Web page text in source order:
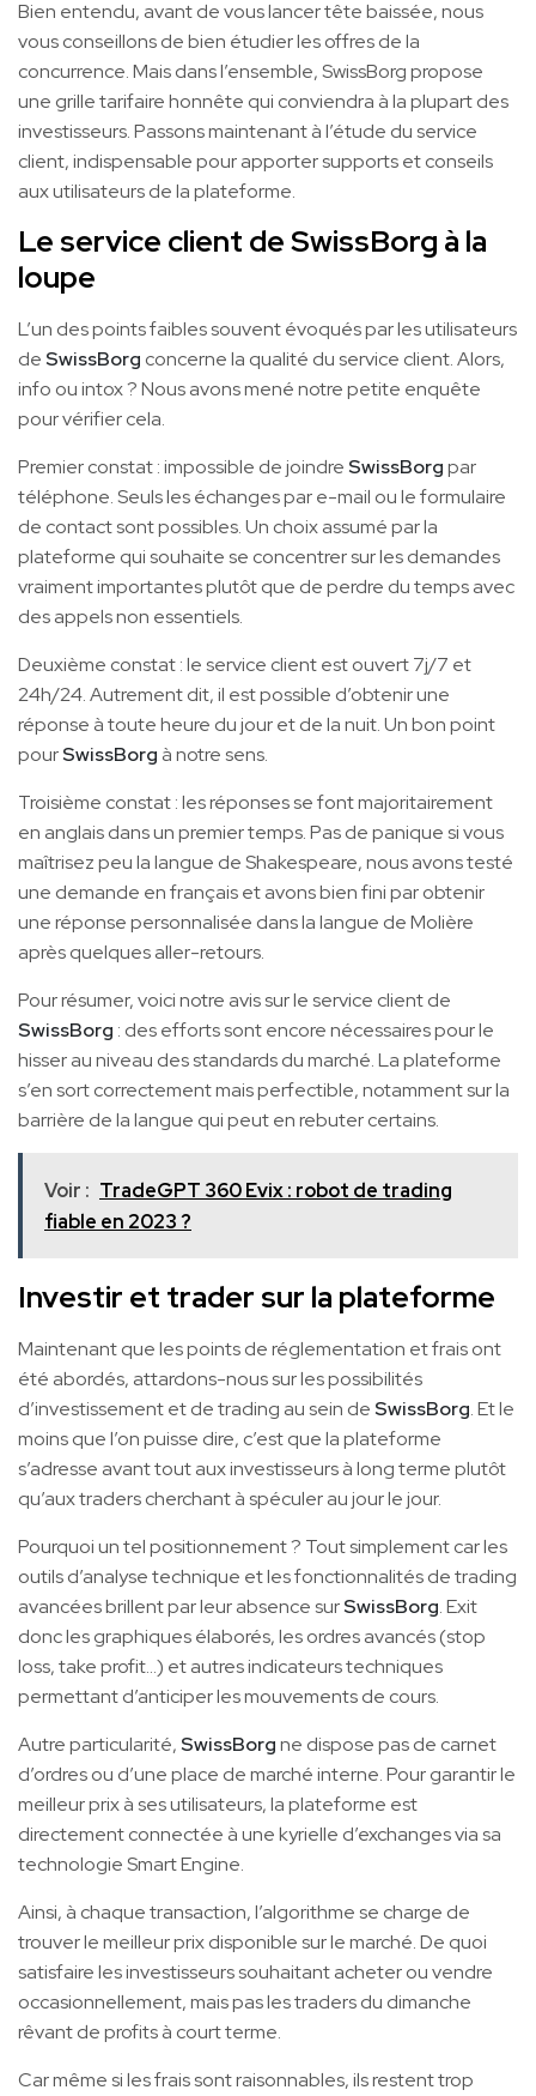
Bien entendu, avant de vous lancer tête baissée, nous
vous conseillons de bien étudier les offres de la
concurrence. Mais dans l’ensemble, SwissBorg propose
une grille tarifaire honnête qui conviendra à la plupart des
investisseurs. Passons maintenant à l’étude du service
client, indispensable pour apporter supports et conseils
aux utilisateurs de la plateforme.
Le service client de SwissBorg à la
loupe
L’un des points faibles souvent évoqués par les utilisateurs
de SwissBorg concerne la qualité du service client. Alors,
info ou intox ? Nous avons mené notre petite enquête
pour vérifier cela.
Premier constat : impossible de joindre SwissBorgpar
téléphone. Seuls les échanges par e-mail ou le formulaire
de contact sont possibles. Un choix assumé par la
plateforme qui souhaite se concentrer sur les demandes
vraiment importantes plutôt que de perdre du temps avec
des appels non essentiels.
Deuxième constat : le service client est ouvert 7j/7 et
24h/24. Autrement dit, il est possible d’obtenir une
réponse à toute heure du jour et de la nuit. Un bon point
pourSwissBorg à notre sens.
Troisième constat : les réponses se font majoritairement
en anglais dans un premier temps. Pas de panique si vous
maîtrisez peu la langue de Shakespeare, nous avons testé
une demande en français et avons bien fini par obtenir
une réponse personnalisée dans la langue de Molière
après quelques aller-retours.
Pour résumer, voici notre avis sur le service client de
SwissBorg : des efforts sont encore nécessaires pour le
hisser au niveau des standards du marché. La plateforme
s’en sort correctement mais perfectible, notamment sur la
barrière de la langue qui peut en rebuter certains.
Voir : TradeGPT 360 Evix : robot de trading
fiable en 2023 ?
Investir et trader sur la plateforme
Maintenant que les points de réglementation et frais ont
été abordés, attardons-nous sur les possibilités
d’investissement et de trading au sein de SwissBorg. Et le
moins que l’on puisse dire, c’est que la plateforme
s’adresse avant tout aux investisseurs à long terme plutôt
qu’aux traders cherchant à spéculer au jour le jour.
Pourquoi un tel positionnement ? Tout simplement car les
outils d’analyse technique et les fonctionnalités de trading
avancées brillent par leur absence surSwissBorg. Exit
donc les graphiques élaborés, les ordres avancés (stop
loss, take profit…) et autres indicateurs techniques
permettant d’anticiper les mouvements de cours.
Autre particularité, SwissBorgne dispose pas de carnet
d’ordres ou d’une place de marché interne. Pour garantir le
meilleur prix à ses utilisateurs, la plateforme est
directement connectée à une kyrielle d’exchanges via sa
technologie Smart Engine.
Ainsi, à chaque transaction, l’algorithme se charge de
trouver le meilleur prix disponible sur le marché. De quoi
satisfaire les investisseurs souhaitant acheter ou vendre
occasionnellement, mais pas les traders du dimanche
rêvant de profits à court terme.
Car même si les frais sont raisonnables, ils restent trop